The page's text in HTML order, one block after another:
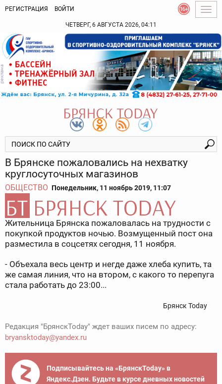
РЕГИСТРАЦИЯ ВОЙТИ
ЧЕТВЕРГ, 6 АВГУСТА 2026, 04:11
В Брянске пожаловались на нехватку
круглосуточных магазинов
ОБЩЕСТВО Понедельник, 11 ноябрь 2019, 11:07
Жительница Брянска пожаловалась на трудности с
покупкой продуктов ночью. Возмущенный пост она
разместила в соцсетях сегодня, 11 ноября.
- Объехала весь центр и негде даже хлеба купить, та
же самая линия, что на втором, с какого то перепуга
стала работать до 23:00...
Брянск Today
Редакция "БрянскToday" ждет ваших писем по адресу:
bryansktoday@yandex.ru
Подписывайтесь на «БрянскToday» в
Яндекс.Дзен. Будьте в курсе дневных новостей